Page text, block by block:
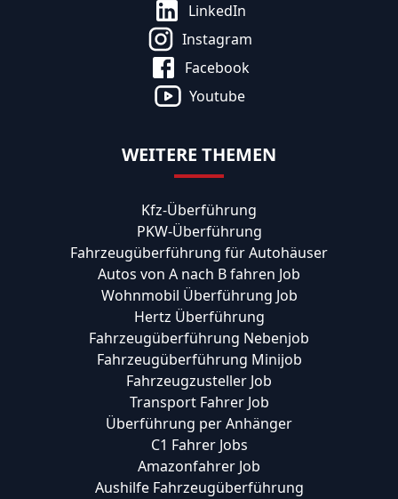
LinkedIn
Instagram
Facebook
Youtube
WEITERE THEMEN
Kfz-Überführung
PKW-Überführung
Fahrzeugüberführung für Autohäuser
Autos von A nach B fahren Job
Wohnmobil Überführung Job
Hertz Überführung
Fahrzeugüberführung Nebenjob
Fahrzeugüberführung Minijob
Fahrzeugzusteller Job
Transport Fahrer Job
Überführung per Anhänger
C1 Fahrer Jobs
Amazonfahrer Job
Aushilfe Fahrzeugüberführung